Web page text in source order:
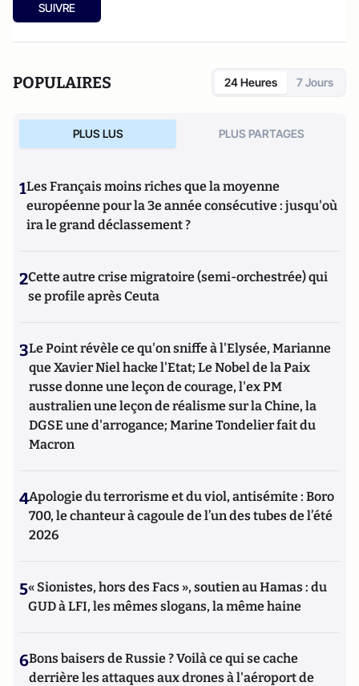
SUIVRE
POPULAIRES 24 Heures 7 Jours
PLUS LUS PLUS PARTAGES
1Les Français moins riches que la moyenne
européenne pour la 3e année consécutive : jusqu'où
ira le grand déclassement ?
2Cette autre crise migratoire (semi-orchestrée) qui
se profile après Ceuta
3Le Point révèle ce qu'on sniffe à l'Elysée, Marianne
que Xavier Niel hacke l'Etat; Le Nobel de la Paix
russe donne une leçon de courage, l'ex PM
australien une leçon de réalisme sur la Chine, la
DGSE une d'arrogance; Marine Tondelier fait du
Macron
4Apologie du terrorisme et du viol, antisémite : Boro
700, le chanteur à cagoule de l’un des tubes de l’été
2026
5« Sionistes, hors des Facs », soutien au Hamas : du
GUD à LFI, les mêmes slogans, la même haine
6Bons baisers de Russie ? Voilà ce qui se cache
derrière les attaques aux drones à l'aéroport de